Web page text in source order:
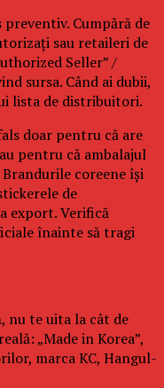
Cumpără de
sau retaileri de
Seller” /
sursa. Când ai dubii,
lista de distribuitori.
doar pentru că are
pentru că ambalajul
coreene își
de
export. Verifică
înainte să tragi
, nu te uita la cât de
„Made in Korea”,
marca KC, Hangul-